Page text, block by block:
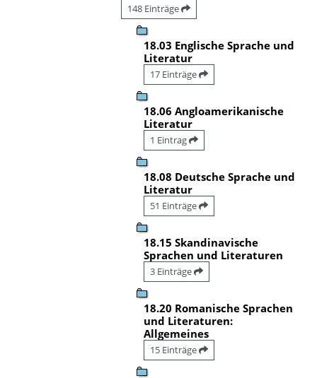
148 Einträge
18.03 Englische Sprache und
Literatur
17 Einträge
18.06 Angloamerikanische
Literatur
1 Eintrag
18.08 Deutsche Sprache und
Literatur
51 Einträge
18.15 Skandinavische
Sprachen und Literaturen
3 Einträge
18.20 Romanische Sprachen
und Literaturen:
Allgemeines
15 Einträge